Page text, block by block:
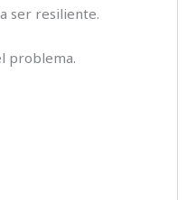
ser resiliente.
problema.